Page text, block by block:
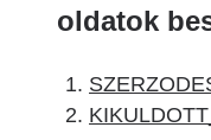
oldatok